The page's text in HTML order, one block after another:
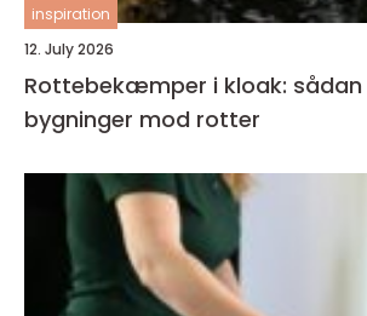
inspiration
12. July 2026
Rottebekæmper i kloak: sådan
bygninger mod rotter